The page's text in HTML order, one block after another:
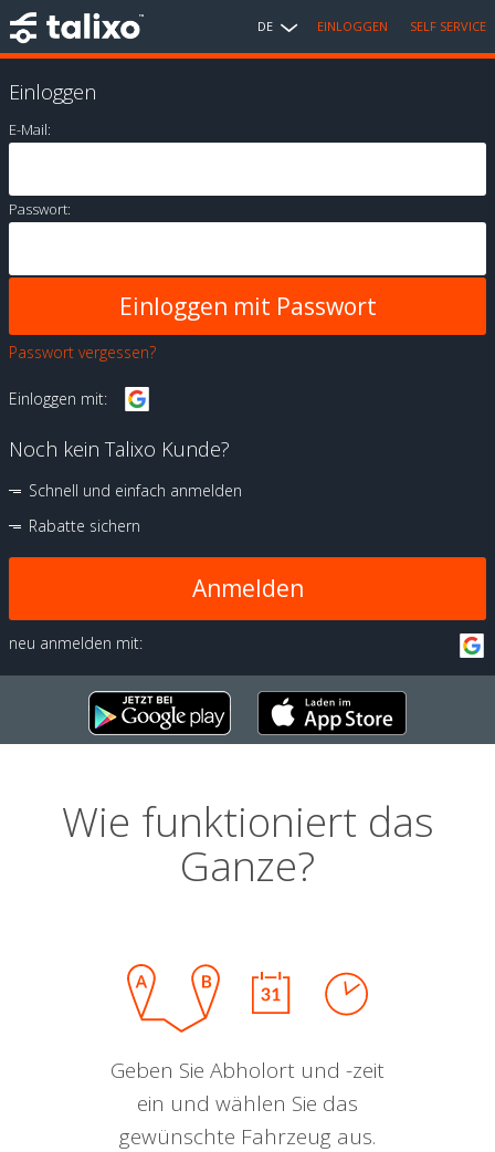
DE EINLOGGEN SELF SERVICE
Einloggen
E-Mail:
Passwort:
Passwort vergessen?
Einloggen mit:
Noch kein Talixo Kunde?
Schnell und einfach anmelden
Rabatte sichern
Anmelden
neu anmelden mit:
Wie funktioniert das
Ganze?
Geben Sie Abholort und -zeit
ein und wählen Sie das
gewünschte Fahrzeug aus.